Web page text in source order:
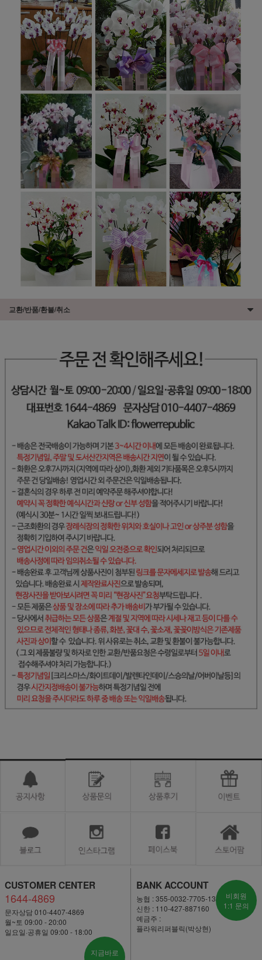
교환/반품/환불/취소
CUSTOMER CENTER
1644-4869
문자상담 010-4407-4869
월~토 09:00 - 20:00
일요일·공휴일 09:00 - 18:00
지금바로
BANK ACCOUNT
농협 : 355-0032-7705-13
신한 : 110-427-887160
예금주 :
플라워리퍼블릭(박상현)
비회원
1:1 문의